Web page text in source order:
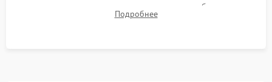
для контроля температурного режима и стабильности
системы под пиковой нагрузкой.
Подробнее